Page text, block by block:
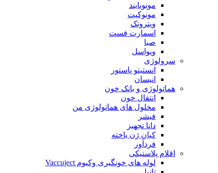
مونوبایند
مونوکیت
ویتروتک
اسمارت فست
صبا
ویواسل
سرولوژی
انستیتو پاستور
انیسان
هماتولوژی و بانک خون
انتقال خون
محلول های هماتولوژی من
فیشر
دانا تجهیز
کیان ژن یاخته
فردآور
اقلام پلاستیکی
لوله های خونگیری وکیوم Vaccuject